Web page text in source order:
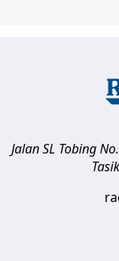
Jalan SL Tobing